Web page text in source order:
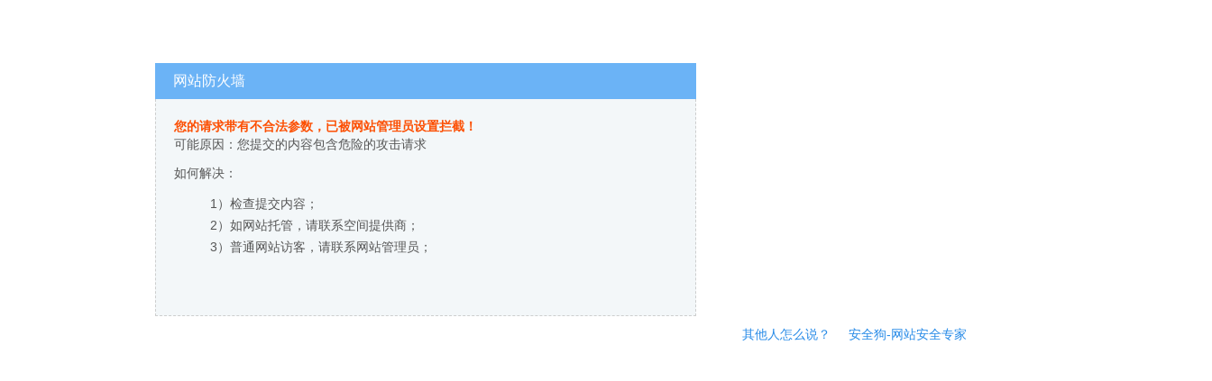
网站防火墙
您的请求带有不合法参数，已被网站管理员设置拦截！
可能原因：您提交的内容包含危险的攻击请求
如何解决：
1）检查提交内容；
2）如网站托管，请联系空间提供商；
3）普通网站访客，请联系网站管理员；
其他人怎么说？ 安全狗-网站安全专家